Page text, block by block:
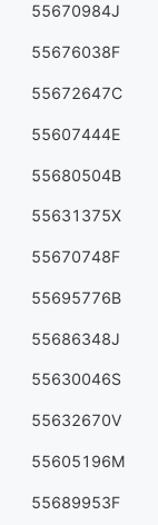
55670984J
55676038F
55672647C
55607444E
55680504B
55631375X
55670748F
55695776B
55686348J
55630046S
55632670V
55605196M
55689953F